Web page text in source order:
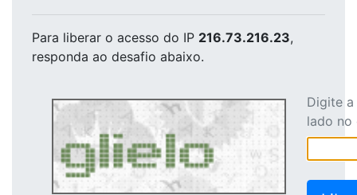
Para liberar o acesso do IP 216.73.216.23,
responda ao desafio abaixo.
Digite
lado no